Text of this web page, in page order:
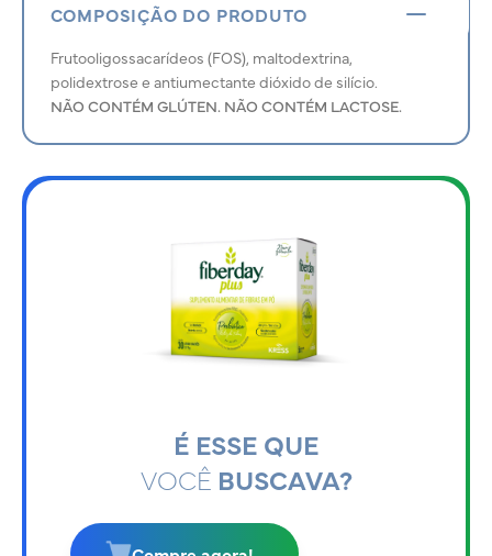
COMPOSIÇÃO DO PRODUTO
Frutooligossacarídeos (FOS), maltodextrina,
polidextrose e antiumectante dióxido de silício.
NÃO CONTÉM GLÚTEN. NÃO CONTÉM LACTOSE.
É ESSE QUE
VOCÊ BUSCAVA?